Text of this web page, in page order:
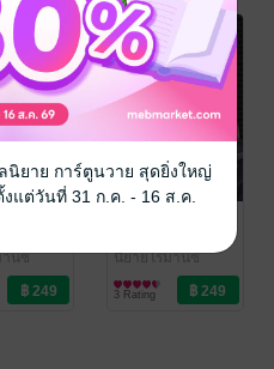
าตาน
ำ
นซ์
านซ์
นิยายโรมานซ์
3 Rating
นิยาย การ์ตูนวาย สุดยิ่งใหญ่
แต่วันที่ 31 ก.ค. - 16 ส.ค.